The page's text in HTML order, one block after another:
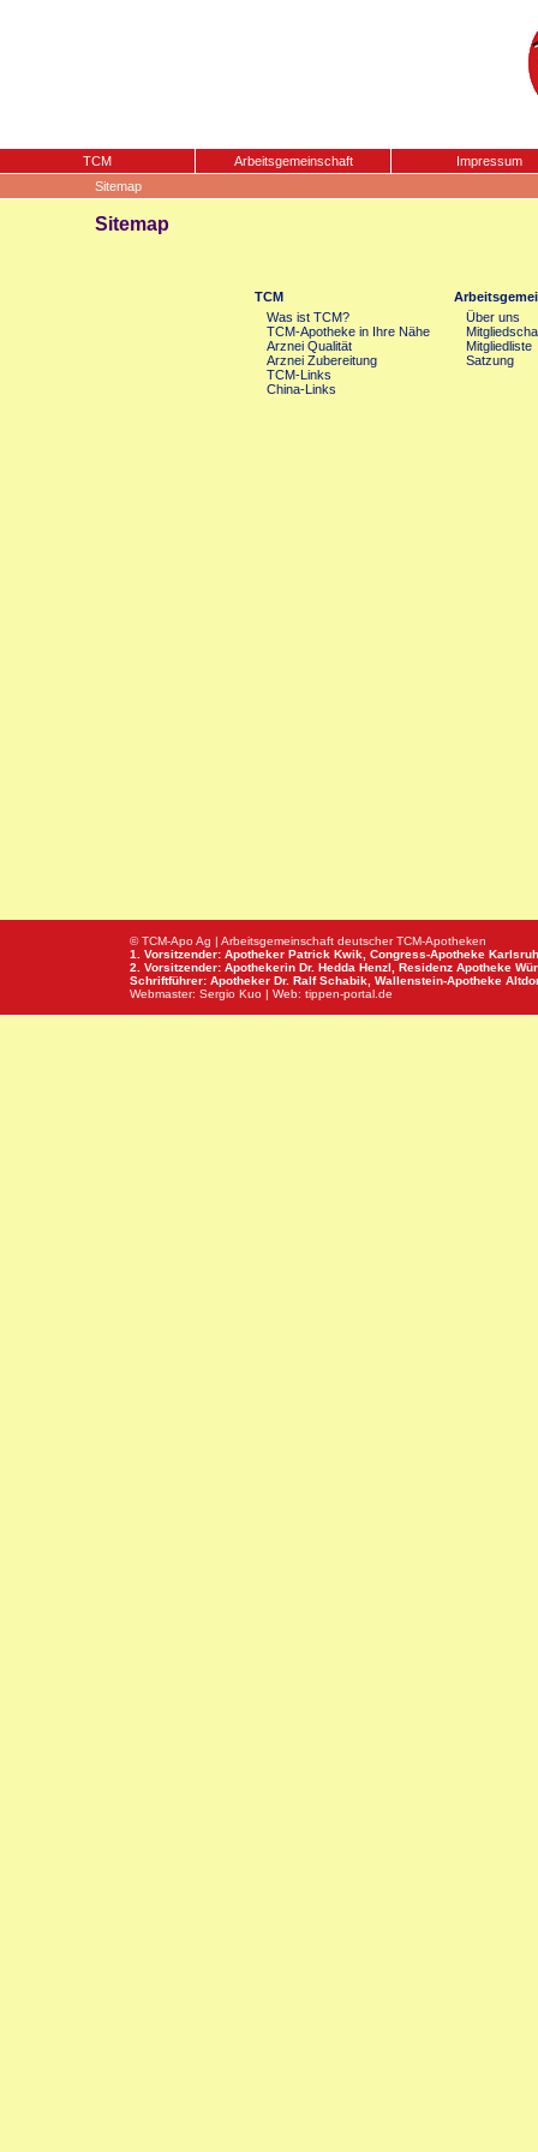
TCM Arbeitsgemeinschaft
Impressum
Sitemap
Sitemap
TCM
Was ist TCM?
TCM-Apotheke in Ihre Nähe
Arznei Qualität
Arznei Zubereitung
TCM-Links
China-Links
Über uns
Mitgliedliste
Satzung
© TCM-Apo Ag | Arbeitsgemeinschaft deutscher TCM-Apotheken
1. Vorsitzender: Apotheker Patrick Kwik, Congress-Apotheke
2. Vorsitzender: Apothekerin Dr. Hedda Henzl, Residenz Apotheke
Schriftführer: Apotheker Dr. Ralf Schabik, Wallenstein-Apotheke
Webmaster: Sergio Kuo | Web: tippen-portal.de